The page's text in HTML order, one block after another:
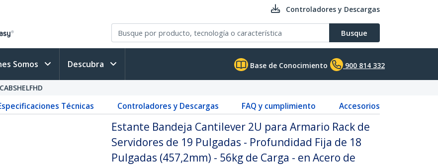
Controladores y Descargas
Busque
Somos Descubra Base de Conocimiento 900 814 332
CABSHELFHD
Técnicas Controladores y Descargas FAQ y cumplimiento Accesorios
Estante Bandeja Cantilever 2U para Armario Rack de
Servidores de 19 Pulgadas - Profundidad Fija de 18
Pulgadas (457,2mm) - 56kg de Carga - en Acero de